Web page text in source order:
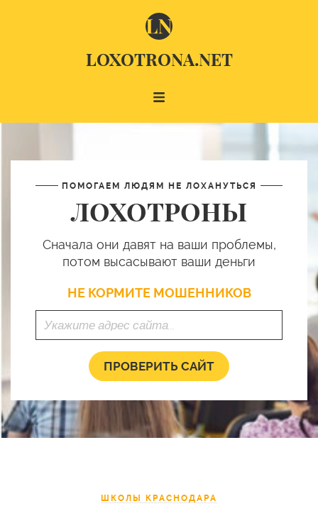
LOXOTRONA.NET
ПОМОГАЕМ ЛЮДЯМ НЕ ЛОХАНУТЬСЯ
ЛОХОТРОНЫ
Сначала они давят на ваши проблемы,
потом высасывают ваши деньги
НЕ КОРМИТЕ МОШЕННИКОВ
ШКОЛЫ КРАСНОДАРА